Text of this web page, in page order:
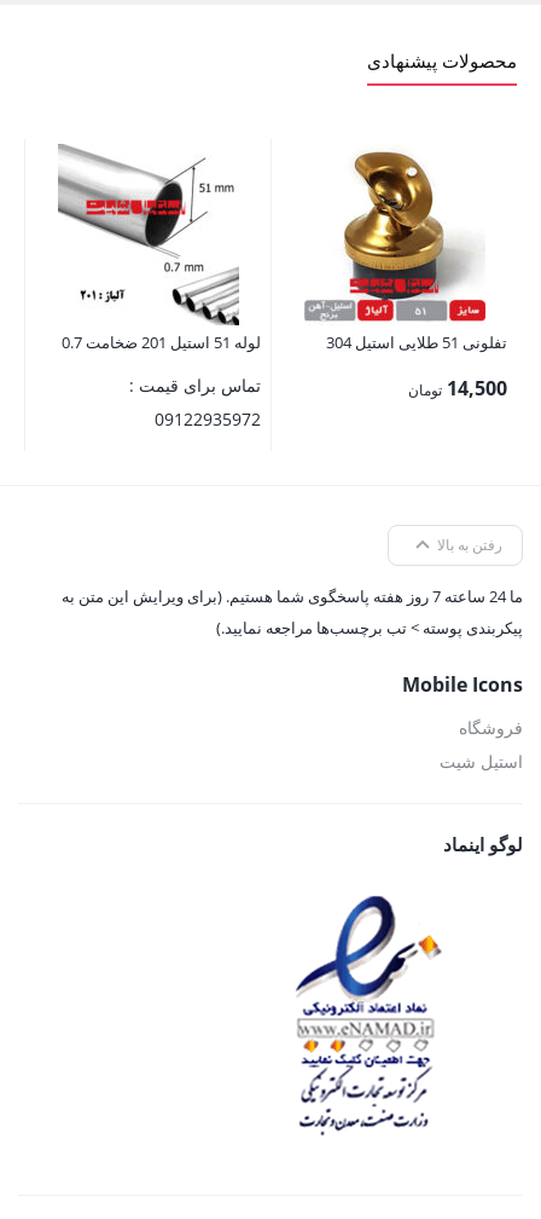
محصولات پیشنهادی
تفلونی 51 طلایی استیل 304
14,500 تومان
لوله 51 استیل 201 ضخامت 0.7
تماس برای قیمت :
09122935972
رفتن به بالا
ما 24 ساعته 7 روز هفته پاسخگوی شما هستیم. (برای ویرایش این متن به
پیکربندی پوسته > تب برچسب‌ها مراجعه نمایید.)
Mobile Icons
فروشگاه
استیل شیت
لوگو اینماد